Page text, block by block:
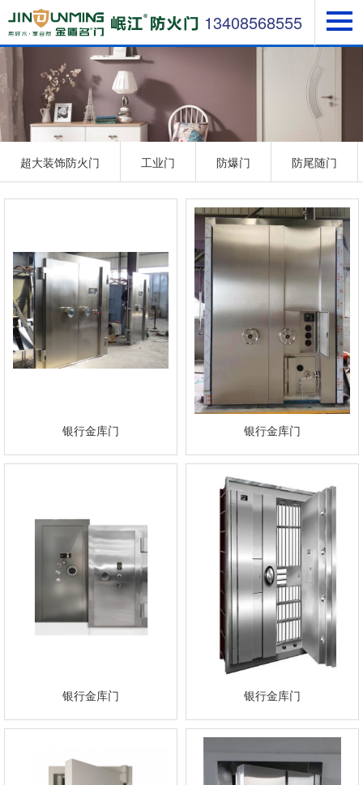
13408568555
超大装饰防火门 工业门 防爆门 防尾随门
银行金库门 银行金库门
银行金库门 银行金库门